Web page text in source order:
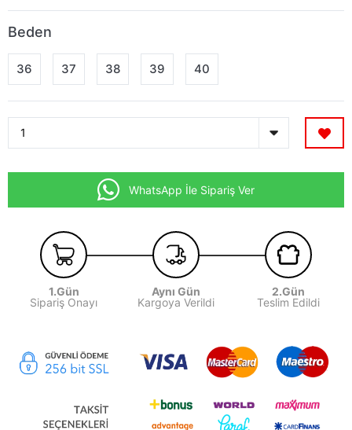
Beden
36 37 38 39 40
WhatsApp İle Sipariş Ver
1.Gün
Sipariş Onayı
Aynı Gün
Kargoya Verildi
2.Gün
Teslim Edildi